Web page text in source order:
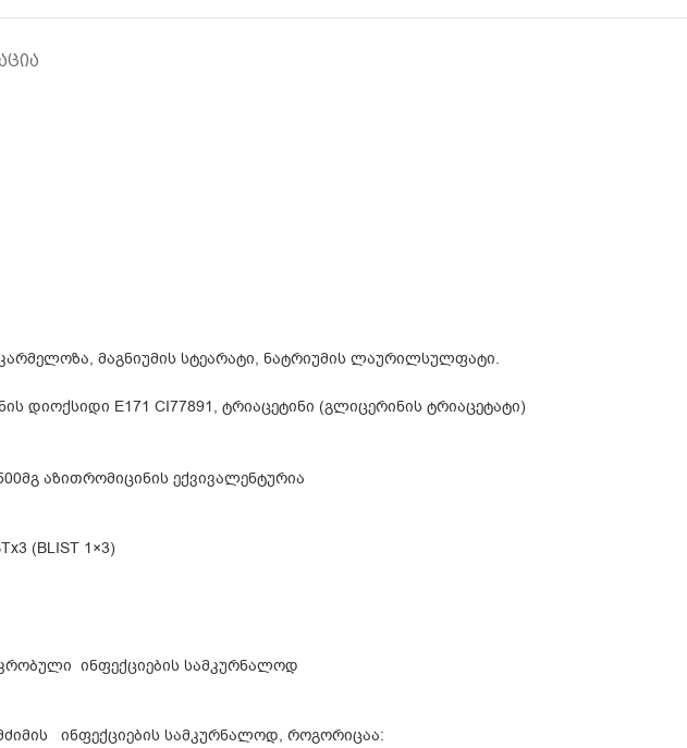
მაგნიუმის სტეარატი, ნატრიუმის ლაურილსულფატი.
დიოქსიდი E171 CI77891, ტრიაცეტინი (გლიცერინის ტრიაცეტატი)
აზითრომიცინის ექვივალენტურია
(BLIST 1×3)
ინფექციების სამკურნალოდ
ინფექციების სამკურნალოდ, როგორიცაა: